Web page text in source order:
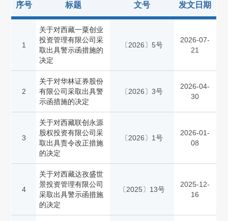
序号 标题 文号 发文日期
1
关于对西藏一粟创业
投资管理有限公司采
取出具警示函措施的
决定
〔2026〕5号
2026-07-
21
2
关于对华林证券股份
有限公司采取出具警
示函措施的决定
〔2026〕3号
2026-04-
30
3
关于对西藏联创永源
股权投资有限公司采
取出具责令改正措施
的决定
〔2026〕1号
2026-01-
08
4
关于对西藏达孜盛世
景投资管理有限公司
采取出具警示函措施
的决定
〔2025〕13号
2025-12-
16